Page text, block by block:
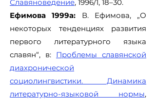
Славяноведение, 1996/1, 18–30.
Ефимова 1999а: В. Ефимова, „О
некоторых тенденциях развития
первого литературного языка
славян“, в: Проблемы славянской
диахронической
социолингвистики. Динамика
литературно-языковой нормы,